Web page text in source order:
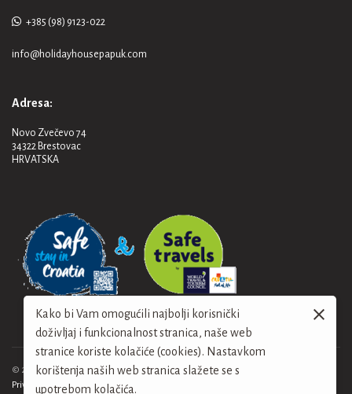
+385 (98) 9123-022
info@holidayhousepapuk.com
Adresa:
Novo Zvečevo 74
34322 Brestovac
HRVATSKA
© 2024. Holiday House Papuk
Privacy policy
Site map
Kako bi Vam omogućili najbolji korisnički
doživljaj i funkcionalnost stranica, naše web
stranice koriste kolačiće (cookies). Nastavkom
korištenja naših web stranica slažete se s
upotrebom kolačića.